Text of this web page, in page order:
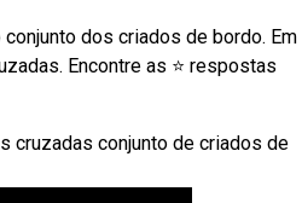
dos criados de bordo. Em
Encontre as ⭐ respostas
cruzadas conjunto de criados de